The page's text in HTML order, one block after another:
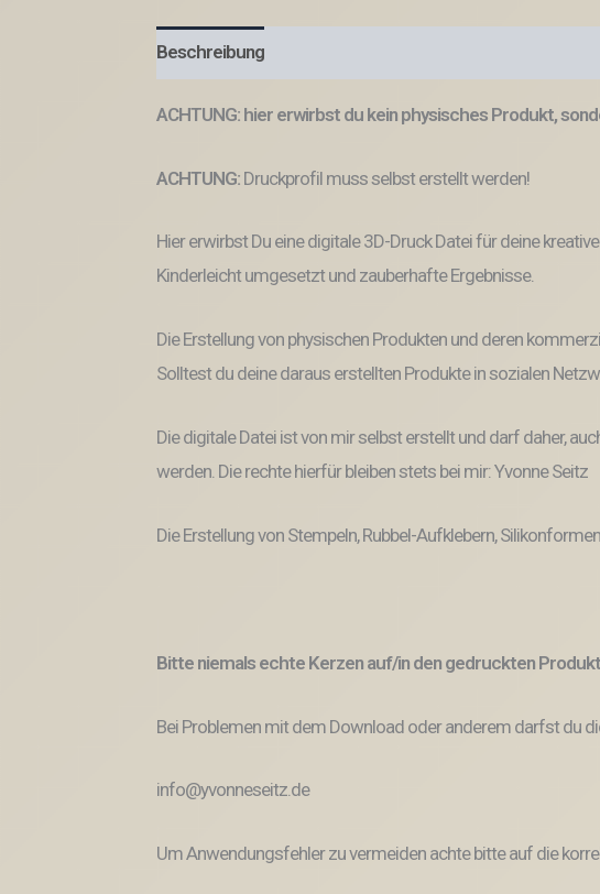
Beschreibung
ACHTUNG: hier erwirbst du kein physisches Produkt,
ACHTUNG: Druckprofil muss selbst erstellt werden!
Hier erwirbst Du eine digitale 3D-Druck Datei für deine
Kinderleicht umgesetzt und zauberhafte Ergebnisse.
Die Erstellung von physischen Produkten und deren
Solltest du deine daraus erstellten Produkte in sozialen
Die digitale Datei ist von mir selbst erstellt und darf daher,
werden. Die rechte hierfür bleiben stets bei mir: Yvonne Seitz
Die Erstellung von Stempeln, Rubbel-Aufklebern,
Bitte niemals echte Kerzen auf/in den gedruckten
Bei Problemen mit dem Download oder anderem darfst du
info@yvonneseitz.de
Um Anwendungsfehler zu vermeiden achte bitte auf die